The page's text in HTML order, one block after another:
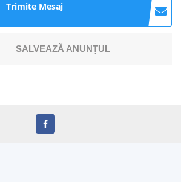
Trimite Mesaj
SALVEAZĂ ANUNȚUL